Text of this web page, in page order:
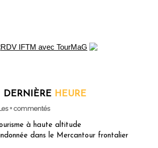
DERNIÈRE HEURE
+ commentés
à haute altitude
dans le Mercantour frontalier